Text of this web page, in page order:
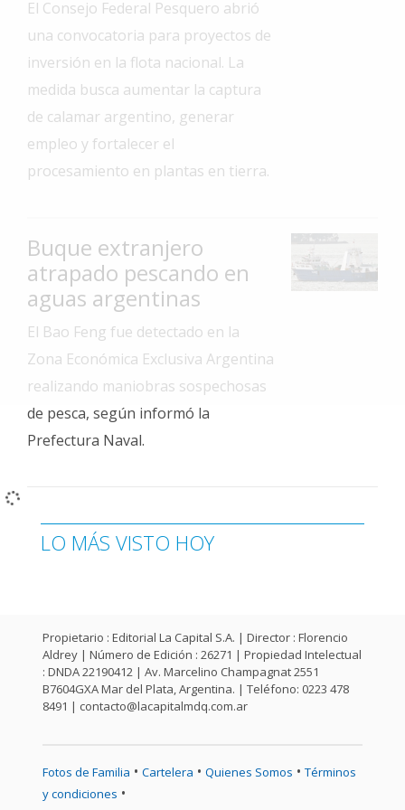
General
Ciudad
Arte
y
Policiales
Cartelera
Fotos
de
Clasificados
Fúnebres
El Consejo Federal Pesquero abrió
una convocatoria para proyectos de
inversión en la flota nacional. La
medida busca aumentar la captura
de calamar argentino, generar
empleo y fortalecer el
procesamiento en plantas en tierra.
Buque extranjero
atrapado pescando en
aguas argentinas
El Bao Feng fue detectado en la
Zona Económica Exclusiva Argentina
realizando maniobras sospechosas
de pesca, según informó la
Prefectura Naval.
LO MÁS VISTO HOY
Propietario : Editorial La Capital S.A. | Director : Florencio
Aldrey | Número de Edición : 26271 | Propiedad Intelectual
: DNDA 22190412 | Av. Marcelino Champagnat 2551
B7604GXA Mar del Plata, Argentina. | Teléfono: 0223 478
8491 | contacto@lacapitalmdq.com.ar
Fotos de Familia • Cartelera • Quienes Somos • Términos
y condiciones •